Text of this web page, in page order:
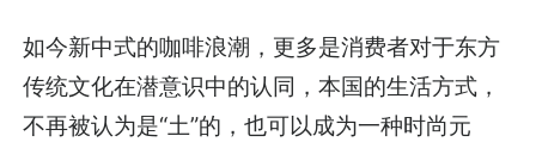
如今新中式的咖啡浪潮，更多是消费者对于东方
传统文化在潜意识中的认同，本国的生活方式，
不再被认为是“土”的，也可以成为一种时尚元